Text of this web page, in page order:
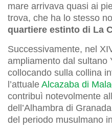
mare arrivava quasi ai
trova, che ha lo stesso
quartiere estinto di La
Successivamente, nel
ampliamento dal sultano
collocando sulla collina
l’attuale Alcazaba di
contribuì notevolmente
dell’Alhambra di
del periodo musulmano